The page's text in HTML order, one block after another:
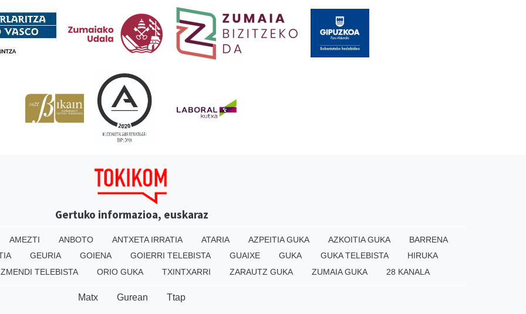
Gertuko informazioa, euskaraz
AMEZTI ANBOTO ANTXETA IRRATIA ATARIA AZPEITIA GUKA AZKOITIA GUKA
BARRENA
GEURIA GOIENA GOIERRI TELEBISTA GUAIXE GUKA GUKA TELEBISTA
HIRUKA
TELEBISTA ORIO GUKA TXINTXARRI ZARAUTZ GUKA ZUMAIA GUKA 28 KANALA
Matx Gurean Ttap